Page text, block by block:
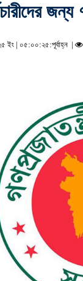
জন্য
ইং | ০৫:০০:২৫:পূর্বাহ্ন |